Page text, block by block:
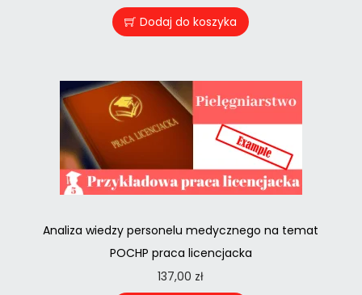
Dodaj do koszyka
Analiza wiedzy personelu medycznego na temat
POCHP praca licencjacka
137,00 zł